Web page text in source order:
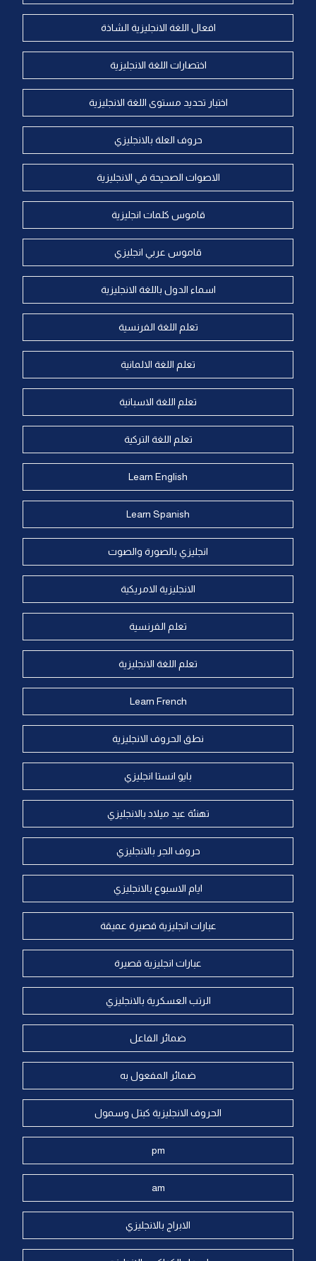
افعال اللغة الانجليزية الشاذة
اختصارات اللغة الانجليزية
اختبار تحديد مستوى اللغة الانجليزية
حروف العلة بالانجليزي
الاصوات الصحيحة في الانجليزية
قاموس كلمات انجليزية
قاموس عربي انجليزي
اسماء الدول باللغة الانجليزية
تعلم اللغة الفرنسية
تعلم اللغة الالمانية
تعلم اللغة الاسبانية
تعلم اللغة التركية
Learn English
Learn Spanish
انجليزي بالصورة والصوت
الانجليزية الامريكية
تعلم الفرنسية
تعلم اللغة الانجليزية
Learn French
نطق الحروف الانجليزية
بايو انستا انجليزي
تهنئة عيد ميلاد بالانجليزي
حروف الجر بالانجليزي
ايام الاسبوع بالانجليزي
عبارات انجليزية قصيرة عميقة
عبارات انجليزية قصيرة
الرتب العسكرية بالانجليزي
ضمائر الفاعل
ضمائر المفعول به
الحروف الانجليزية كبتل وسمول
pm
am
الابراج بالانجليزي